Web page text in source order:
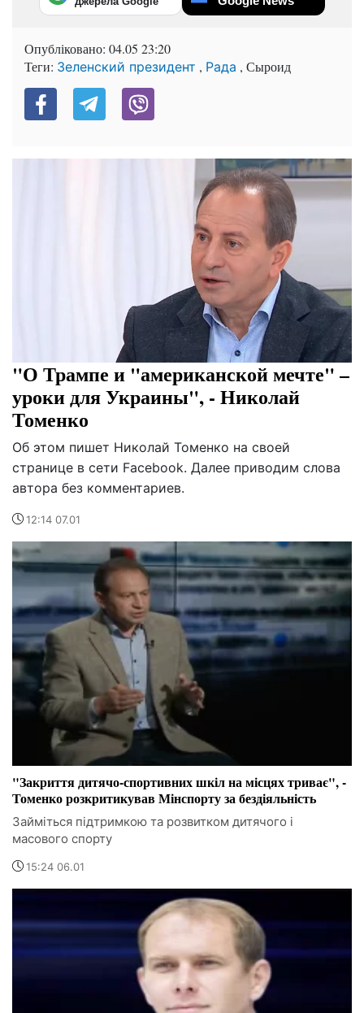
Опубліковано: 04.05 23:20
Теги: Зеленский президент , Рада , Сыроид
"О Трампе и "американской мечте" –
уроки для Украины", - Николай
Томенко
Об этом пишет Николай Томенко на своей
странице в сети Facebook. Далее приводим слова
автора без комментариев.
12:14 07.01
"Закриття дитячо-спортивних шкіл на місцях триває", -
Томенко розкритикував Мінспорту за бездіяльність
Займіться підтримкою та розвитком дитячого і
масового спорту
15:24 06.01